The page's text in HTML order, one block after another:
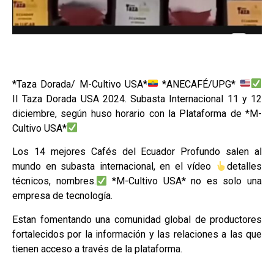
*Taza Dorada/ M-Cultivo USA*
*ANECAFÉ/UPG*
II Taza Dorada USA 2024. Subasta Internacional 11 y 12
diciembre, según huso horario con la Plataforma de *M-
Cultivo USA*
Los 14 mejores Cafés del Ecuador Profundo salen al
mundo en subasta internacional, en el vídeo
detalles
técnicos, nombres.
*M-Cultivo USA* no es solo una
empresa de tecnología.
Estan fomentando una comunidad global de productores
fortalecidos por la información y las relaciones a las que
tienen acceso a través de la plataforma.